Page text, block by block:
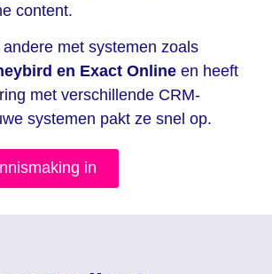
content.
met systemen zoals
en Exact Online en heeft
met verschillende CRM-
systemen pakt ze snel op.
in